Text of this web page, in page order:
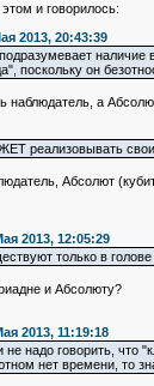
и говорилось:
2013, 20:43:39
поскольку он
наблюдатель, а
реализовывать свои
Абсолют
2013, 12:05:29
только в
и Абсолюту?
2013, 11:19:18
не надо говорить, что
нет времени, то